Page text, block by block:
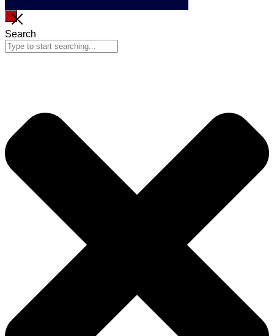
Search